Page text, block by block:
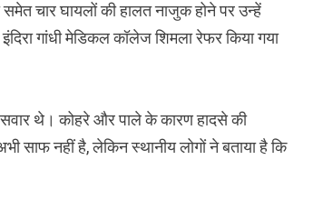
चार घायलों की हालत नाजुक होने पर उन्हें
गांधी मेडिकल कॉलेज शिमला रेफर किया गया
सवार थे। कोहरे और पाले के कारण हादसे की
साफ नहीं है, लेकिन स्थानीय लोगों ने बताया है कि